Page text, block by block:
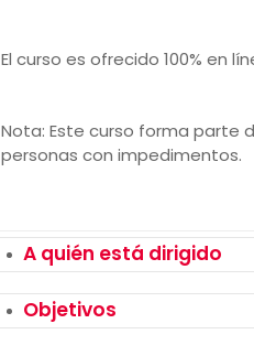
El curso es ofrecido 100% en
Nota: Este curso forma parte
personas con impedimentos.
A quién está dirigido
Objetivos